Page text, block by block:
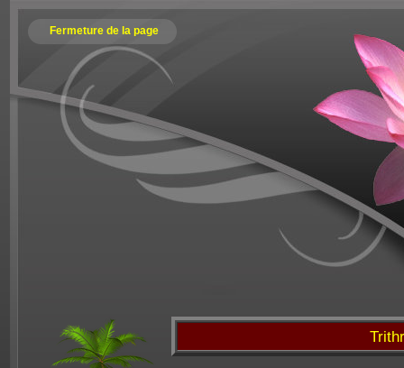
Fermeture de la page